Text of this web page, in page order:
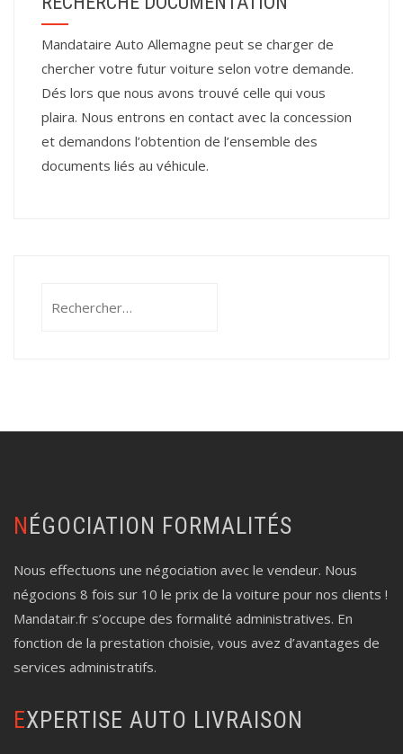
Mandataire Auto Allemagne peut se charger de
chercher votre futur voiture selon votre demande.
Dés lors que nous avons trouvé celle qui vous
plaira. Nous entrons en contact avec la concession
et demandons l’obtention de l’ensemble des
documents liés au véhicule.
NÉGOCIATION FORMALITÉS
Nous effectuons une négociation avec le vendeur. Nous
négocions 8 fois sur 10 le prix de la voiture pour nos clients !
Mandatair.fr s’occupe des formalité administratives. En
fonction de la prestation choisie, vous avez d’avantages de
services administratifs.
EXPERTISE AUTO LIVRAISON